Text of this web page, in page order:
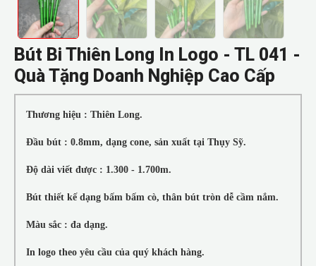
Bút Bi Thiên Long In Logo - TL 041 -
Quà Tặng Doanh Nghiệp Cao Cấp
Thương hiệu : Thiên Long.
Đầu bút : 0.8mm, dạng cone, sản xuất tại Thụy Sỹ.
Độ dài viết được : 1.300 - 1.700m.
Bút thiết kế dạng bấm bấm cò, thân bút tròn dễ cầm nắm.
Màu sắc : đa dạng.
In logo theo yêu cầu của quý khách hàng.